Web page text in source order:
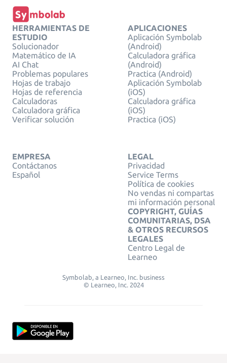
HERRAMIENTAS DE
ESTUDIO
Solucionador
Matemático de IA
AI Chat
Problemas populares
Hojas de trabajo
Hojas de referencia
Calculadoras
Calculadora gráfica
Verificar solución
APLICACIONES
Aplicación Symbolab
(Android)
Calculadora gráfica
(Android)
Practica (Android)
Aplicación Symbolab
(iOS)
Calculadora gráfica
(iOS)
Practica (iOS)
EMPRESA
Contáctanos
Español
LEGAL
Privacidad
Service Terms
Política de cookies
No vendas ni compartas
mi información personal
COPYRIGHT, GUÍAS
COMUNITARIAS, DSA
& OTROS RECURSOS
LEGALES
Centro Legal de
Learneo
Symbolab, a Learneo, Inc. business
© Learneo, Inc. 2024